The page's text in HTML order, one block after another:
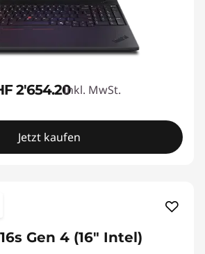
2'654.20Inkl. MwSt.
Jetzt kaufen
Gen 4 (16″ Intel)